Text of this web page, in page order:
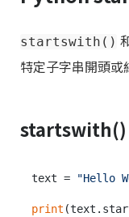
startswith()
特定子字串開頭或
startswith()
text = "Hello
print